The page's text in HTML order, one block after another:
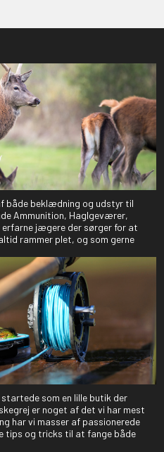
både beklædning og udstyr til
Ammunition, Haglgeværer,
jægere der sørger for at
rammer plet, og som gerne
som en lille butik der
er noget af det vi har mest
har vi masser af passionerede
tips og tricks til at fange både